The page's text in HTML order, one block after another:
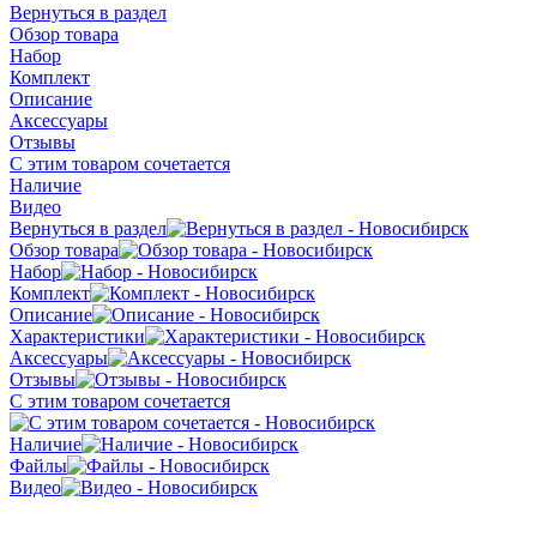
Вернуться в раздел
Обзор товара
Набор
Комплект
Описание
Аксессуары
Отзывы
С этим товаром сочетается
Наличие
Видео
Вернуться в раздел
Обзор товара
Набор
Комплект
Описание
Характеристики
Аксессуары
Отзывы
С этим товаром сочетается
Наличие
Файлы
Видео